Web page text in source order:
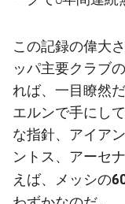
この記録の偉大
ッパ主要クラブ
れば、一目瞭然
エルンで手にし
な指針、アイア
ントス、アーセ
えば、
メッシの